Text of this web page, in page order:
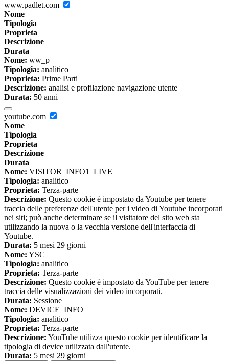
www.padlet.com
Nome
Tipologia
Proprieta
Descrizione
Durata
Nome: ww_p
Tipologia: analitico
Proprieta: Prime Parti
Descrizione: analisi e profilazione navigazione utente
Durata: 50 anni
youtube.com
Nome
Tipologia
Proprieta
Descrizione
Durata
Nome: VISITOR_INFO1_LIVE
Tipologia: analitico
Proprieta: Terza-parte
Descrizione: Questo cookie è impostato da Youtube per tenere
traccia delle preferenze dell'utente per i video di Youtube incorporati
nei siti; può anche determinare se il visitatore del sito web sta
utilizzando la nuova o la vecchia versione dell'interfaccia di
Youtube.
Durata: 5 mesi 29 giorni
Nome: YSC
Tipologia: analitico
Proprieta: Terza-parte
Descrizione: Questo cookie è impostato da YouTube per tenere
traccia delle visualizzazioni dei video incorporati.
Durata: Sessione
Nome: DEVICE_INFO
Tipologia: analitico
Proprieta: Terza-parte
Descrizione: YouTube utilizza questo cookie per identificare la
tipologia di device utilizzata dall'utente.
Durata: 5 mesi 29 giorni